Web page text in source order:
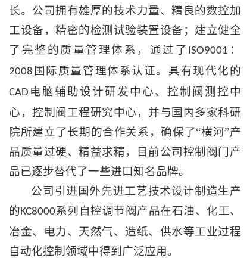
长。公司拥有雄厚的技术力量、精良的数控加
工设备，精密的检测试验装置设备；建立健全
了完整的质量管理体系，通过了 ISO9001 ：
2008 国际质量管理体系认证。具有现代化的
CAD 电脑辅助设计研发中心、控制阀测控中
心，控制阀工程研究中心，并与国内多家科研
院所建立了长期的合作关系，确保了“横河”产
品质量过硬、精益求精，目前公司控制阀门产
品已逐步替代了一些进口知名品牌。
公司引进国外先进工艺技术设计制造生产
的KC8000 系列自控调节阀产品在石油、化工、
冶金、电力、天然气、造纸、供水等工业过程
自动化控制领域中得到广泛应用。